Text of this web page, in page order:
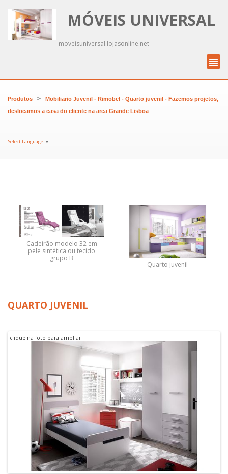
MÓVEIS UNIVERSAL
moveisuniversal.lojasonline.net
Produtos > Mobiliario Juvenil - Rimobel - Quarto juvenil - Fazemos projetos,
deslocamos a casa do cliente na area Grande Lisboa
Select Language ▼
Cadeirão modelo 32 em
pele sintética ou tecido
grupo B
Quarto juvenil
QUARTO JUVENIL
clique na foto para ampliar